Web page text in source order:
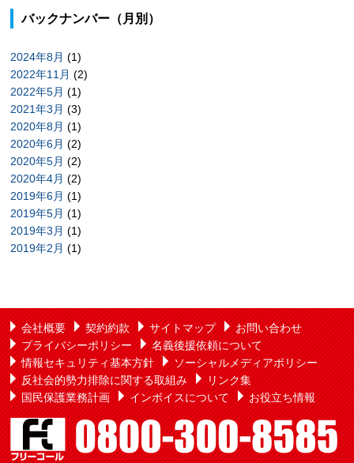
バックナンバー（月別）
2024年8月 (1)
2022年11月 (2)
2022年5月 (1)
2021年3月 (3)
2020年8月 (1)
2020年6月 (2)
2020年5月 (2)
2020年4月 (2)
2019年6月 (1)
2019年5月 (1)
2019年3月 (1)
2019年2月 (1)
会社概要 契約約款 サイトマップ
お問い合わせ
プライバシーポリシー
名義後援依頼について
情報セキュリティ基本方針
ソーシャルメディアポリシー
反社会的勢力排除に関する取組み
リンク集
国民保護業務計画
インボイスについて お役立ち情報